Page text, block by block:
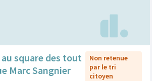
square des tout
Marc Sangnier
Non retenue
par le tri
citoyen